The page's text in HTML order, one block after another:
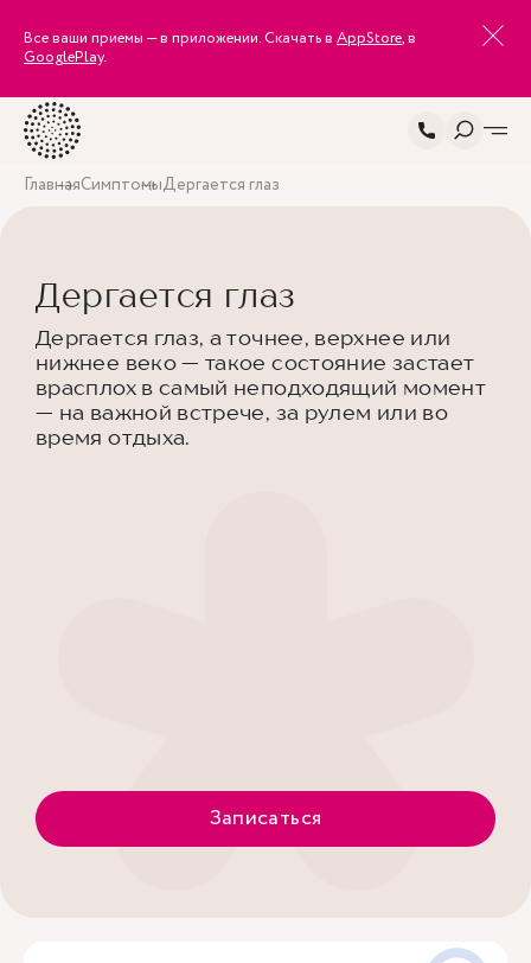
Все ваши приемы — в приложении. Скачать в AppStore, в
GooglePlay.
ГлавнаяСимптомыДергается глаз
Дергается глаз
Дергается глаз, а точнее, верхнее или
нижнее веко — такое состояние застает
врасплох в самый неподходящий момент
— на важной встрече, за рулем или во
время отдыха.
Записаться